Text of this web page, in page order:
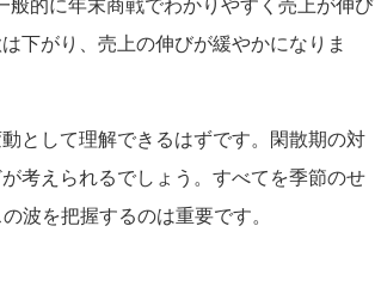
下がり、売上の伸びが緩やかになりま
として理解できるはずです。閑散期の対
考えられるでしょう。すべてを季節のせ
波を把握するのは重要です。